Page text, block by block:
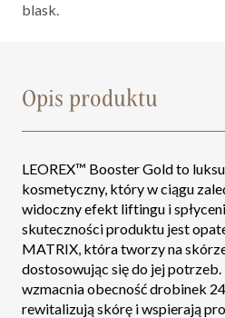
blask.
Opis produktu
LEOREX™ Booster Gold to
kosmetyczny, który w ciągu
widoczny efekt liftingu i
skuteczności produktu jest
MATRIX, która tworzy na
dostosowując się do jej
wzmacnia obecność drobinek
rewitalizują skórę i wspierają